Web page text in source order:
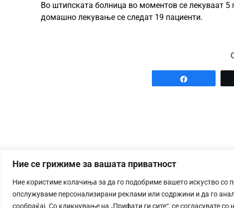
Ние се грижиме за вашата приватност
Ние користиме колачиња за да го подобриме вашето искуство со
опслужуваме персонализирани реклами или содржини и да го
сообраќај. Со кликнување на „Прифати ги сите“, се согласувате со
Во штипската болница во моментов се лекуваат 5
домашно лекување се следат 19 пациенти.